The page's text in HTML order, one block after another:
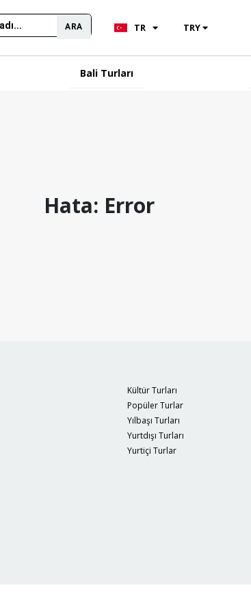
ARA TR TRY
Bali Turları
Hata: Error
Kültür Turları
Popüler Turlar
Yılbaşı Turları
Yurtdışı Turları
Yurtiçi Turlar